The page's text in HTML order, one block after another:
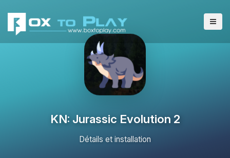
KN: Jurassic Evolution 2
Détails et installation